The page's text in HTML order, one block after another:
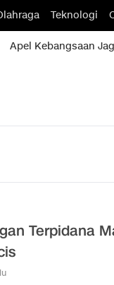
Teknologi
Apel Kebangsaan
Terpidana